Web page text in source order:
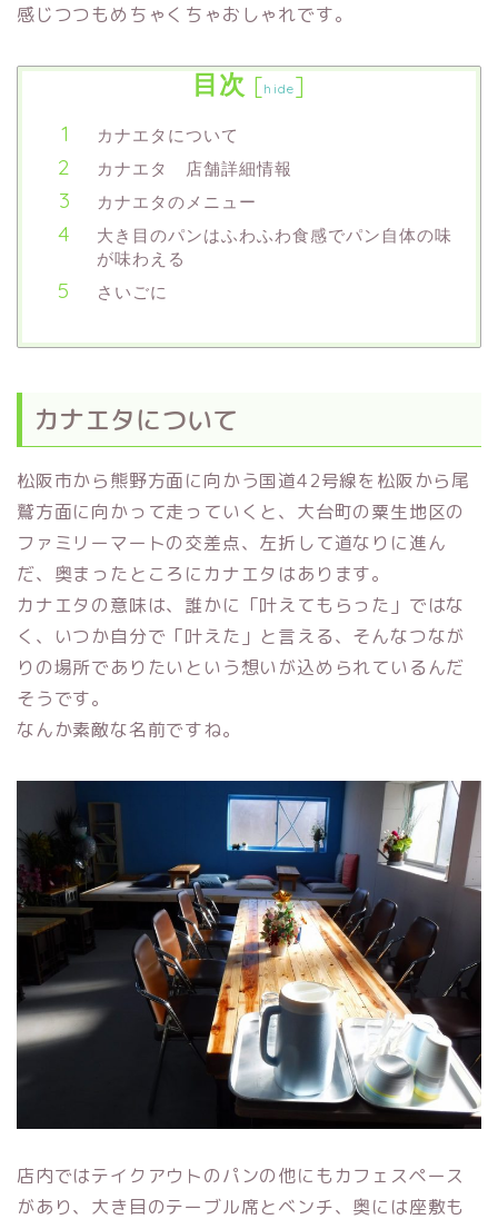
感じつつもめちゃくちゃおしゃれです。
目次 [hide]
カナエタについて
カナエタ 店舗詳細情報
カナエタのメニュー
大き目のパンはふわふわ食感でパン自体の味
が味わえる
さいごに
カナエタについて
松阪市から熊野方面に向かう国道42号線を松阪から尾
鷲方面に向かって走っていくと、大台町の粟生地区の
ファミリーマートの交差点、左折して道なりに進ん
だ、奥まったところにカナエタはあります。
カナエタの意味は、誰かに「叶えてもらった」ではな
く、いつか自分で「叶えた」と言える、そんなつなが
りの場所でありたいという想いが込められているんだ
そうです。
なんか素敵な名前ですね。
店内ではテイクアウトのパンの他にもカフェスペース
があり、大き目のテーブル席とベンチ、奥には座敷も